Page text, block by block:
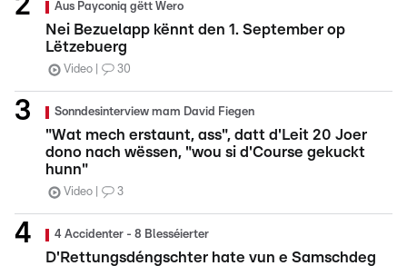
Aus Payconiq gëtt Wero
Nei Bezuelapp kënnt den 1. September op
Lëtzebuerg
Video 30
Sonndesinterview mam David Fiegen
"Wat mech erstaunt, ass", datt d'Leit 20 Joer
dono nach wëssen, "wou si d'Course gekuckt
hunn"
Video 3
4 Accidenter - 8 Blesséierter
D'Rettungsdéngschter hate vun e Samschdeg